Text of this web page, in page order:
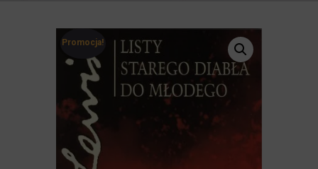
Promocja!